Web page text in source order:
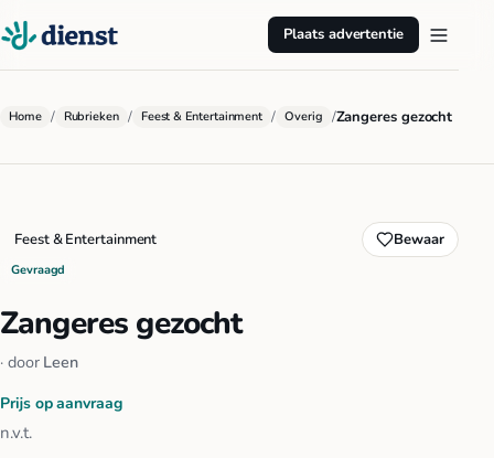
Plaats advertentie
Home / Rubrieken / Feest & Entertainment / Overig /Zangeres gezocht
Feest & Entertainment Bewaar
Gevraagd
Zangeres gezocht
· door Leen
Prijs op aanvraag
n.v.t.